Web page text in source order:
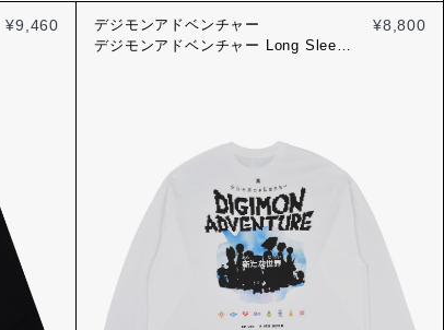
¥9,460
デジモンアドベンチャー
デジモンアドベンチャー Long Sleeve
¥8,800